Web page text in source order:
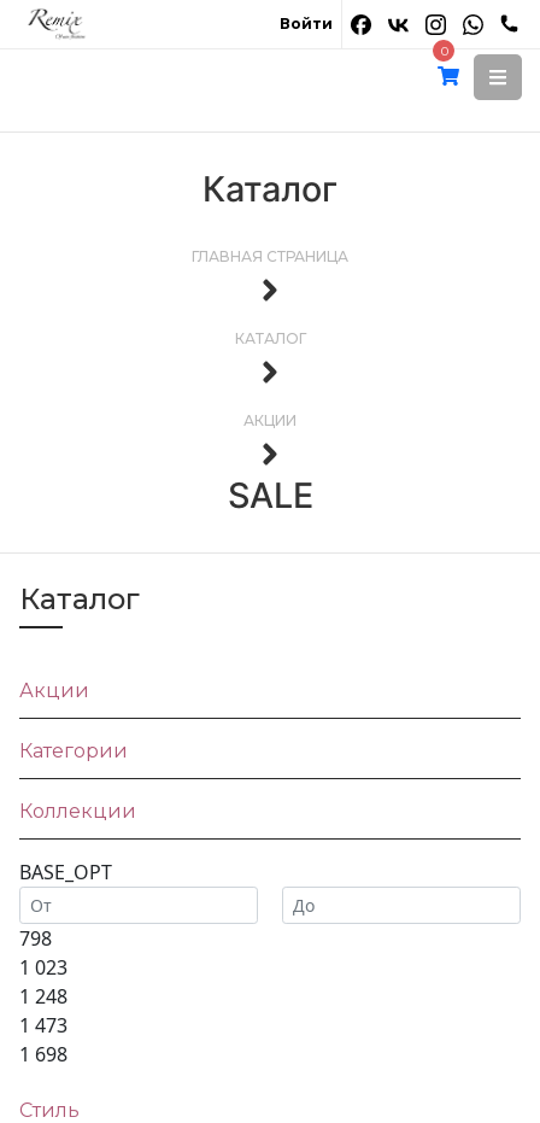
Войти
0
Каталог
ГЛАВНАЯ СТРАНИЦА
КАТАЛОГ
АКЦИИ
SALE
Каталог
Акции
Категории
Коллекции
BASE_OPT
798
1 023
1 248
1 473
1 698
Стиль